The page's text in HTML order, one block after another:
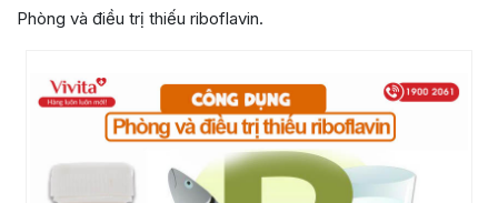
Phòng và điều trị thiếu riboflavin.